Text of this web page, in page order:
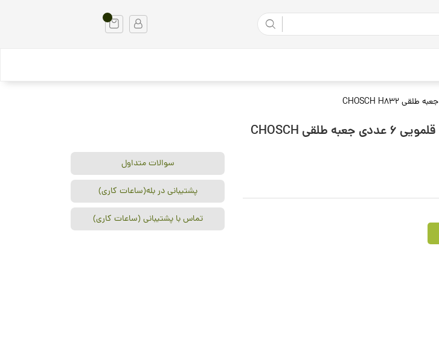
ماژیک اکریلیک قلمویی 6 عددی جعبه طلقی CHOSCH
سوالات متداول
پشتیبانی در بله(ساعات کاری)
تماس با پشتیبانی (ساعات کاری)